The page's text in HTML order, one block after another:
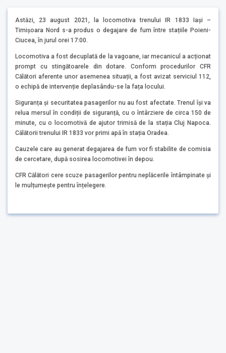
Astăzi, 23 august 2021, la locomotiva trenului IR 1833 Iași –
Timișoara Nord s-a produs o degajare de fum între stațiile Poieni-
Ciucea, în jurul orei 17:00.
Locomotiva a fost decuplată de la vagoane, iar mecanicul a acționat
prompt cu stingătoarele din dotare. Conform procedurilor CFR
Călători aferente unor asemenea situații, a fost avizat serviciul 112,
o echipă de intervenție deplasându-se la fața locului.
Siguranța și securitatea pasagerilor nu au fost afectate. Trenul își va
relua mersul în condiții de siguranță, cu o întârziere de circa 150 de
minute, cu o locomotivă de ajutor trimisă de la stația Cluj Napoca.
Călătorii trenului IR 1833 vor primi apă în stația Oradea.
Cauzele care au generat degajarea de fum vor fi stabilite de comisia
de cercetare, după sosirea locomotivei în depou.
CFR Călători cere scuze pasagerilor pentru neplăcerile întâmpinate și
le mulțumește pentru înțelegere.